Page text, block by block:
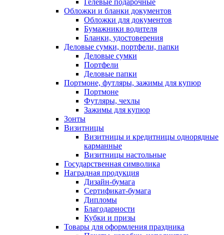
Гелевые подарочные
Обложки и бланки документов
Обложки для документов
Бумажники водителя
Бланки, удостоверения
Деловые сумки, портфели, папки
Деловые сумки
Портфели
Деловые папки
Портмоне, футляры, зажимы для купюр
Портмоне
Футляры, чехлы
Зажимы для купюр
Зонты
Визитницы
Визитницы и кредитницы однорядные
карманные
Визитницы настольные
Государственная символика
Наградная продукция
Дизайн-бумага
Сертификат-бумага
Дипломы
Благодарности
Кубки и призы
Товары для оформления праздника